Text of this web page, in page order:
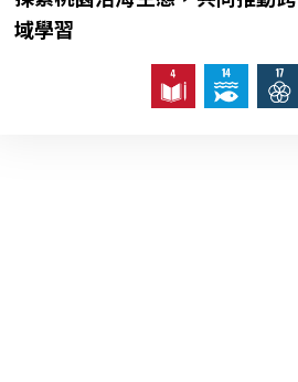
域學習